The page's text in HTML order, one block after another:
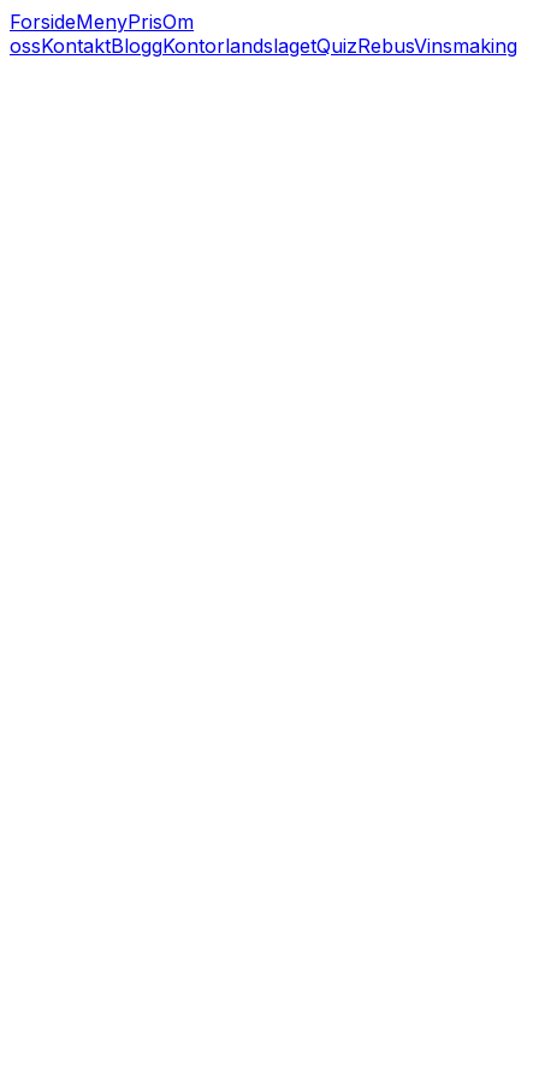
ForsideMenyPrisOm
ossKontaktBloggKontorlandslagetQuizRebusVinsmaking